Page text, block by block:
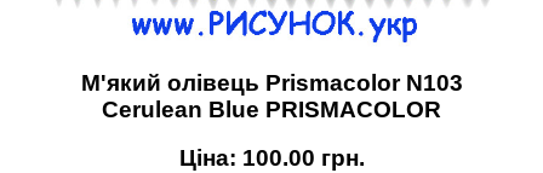
М'який олівець Prismacolor N103
Cerulean Blue PRISMACOLOR
Ціна: 100.00 грн.